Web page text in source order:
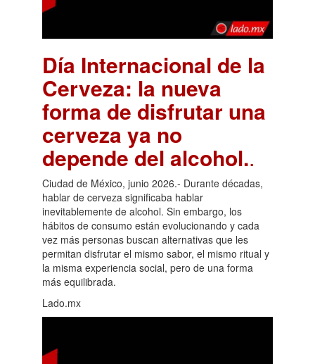
Día Internacional de la
Cerveza: la nueva
forma de disfrutar una
cerveza ya no
depende del alcohol..
Ciudad de México, junio 2026.- Durante décadas,
hablar de cerveza significaba hablar
inevitablemente de alcohol. Sin embargo, los
hábitos de consumo están evolucionando y cada
vez más personas buscan alternativas que les
permitan disfrutar el mismo sabor, el mismo ritual y
la misma experiencia social, pero de una forma
más equilibrada.
Lado.mx